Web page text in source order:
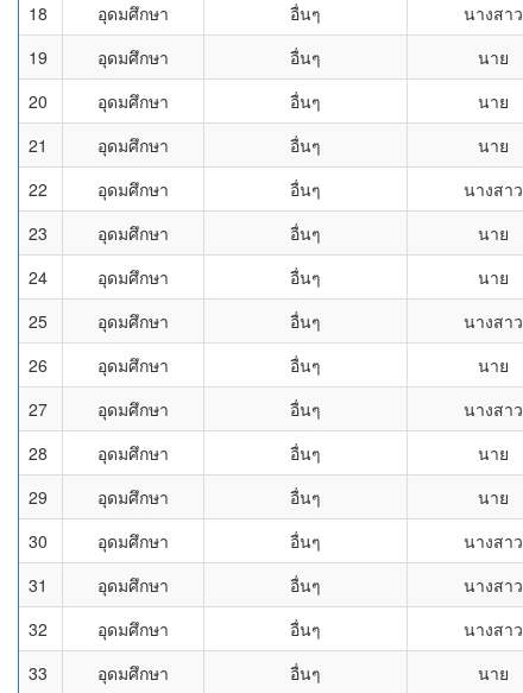
18
อุดมศึกษา อื่นๆ นางสาว
19
อุดมศึกษา อื่นๆ นาย
20
อุดมศึกษา อื่นๆ นาย
21
อุดมศึกษา อื่นๆ นาย
22
อุดมศึกษา อื่นๆ นางสาว
23
อุดมศึกษา อื่นๆ นาย
24
อุดมศึกษา อื่นๆ นาย
25
อุดมศึกษา อื่นๆ นางสาว
26
อุดมศึกษา อื่นๆ นาย
27
อุดมศึกษา อื่นๆ นางสาว
28
อุดมศึกษา อื่นๆ นาย
29
อุดมศึกษา อื่นๆ นาย
30
อุดมศึกษา อื่นๆ นางสาว
31
อุดมศึกษา อื่นๆ นางสาว
32
อุดมศึกษา อื่นๆ นางสาว
33
อุดมศึกษา อื่นๆ นาย